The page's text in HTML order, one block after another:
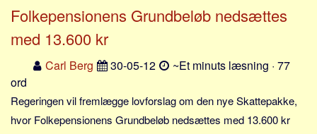
England.dk
Rusland.dk
Lande
Tyrkiet
Spanien
Folkepensionens Grundbeløb nedsættes
med 13.600 kr
Carl Berg 30-05-12
~Et minuts læsning · 77
ord
Regeringen vil fremlægge lovforslag om den nye Skattepakke,
hvor Folkepensionens Grundbeløb nedsættes med 13.600 kr